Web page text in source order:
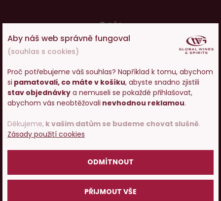
Aby náš web správně fungoval
(souhlas s cookies)
Proč potřebujeme váš souhlas? Například k tomu, abychom
si pamatovali, co máte v košíku, abyste snadno zjistili
stav objednávky a nemuseli se pokaždé přihlašovat,
abychom vás neobtěžovali nevhodnou reklamou.
Děkujeme, k vašim datům se budeme chovat slušně.
Zásady použití cookies
ODMÍTNOUT
PŘIJMOUT VŠE
O nás
Pojďme si povídat o víně
© 2001 - 2024 Global Wines & Spirits, s.r.o., všechna práva
vyhrazena. Adresa: Václavské náměstí 53, 110 00 Praha 1,
V internetovém obchodě Global-Wines.cz platí zákaz
e-shop na míruod
Vstupujete na stránky
s prodejem alkoholu. Prosím